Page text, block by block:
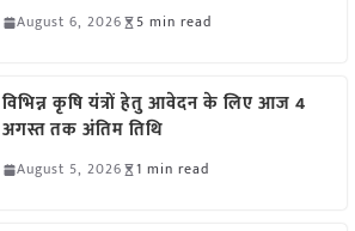
August 6, 2026 5 min read
विभिन्न कृषि यंत्रों हेतु आवेदन के लिए आज 4
अगस्त तक अंतिम तिथि
August 5, 2026 1 min read